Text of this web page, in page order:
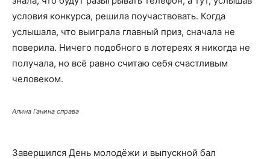
условия конкурса, решила поучаствовать. Когда
услышала, что выиграла главный приз, сначала не
поверила. Ничего подобного в лотереях я никогда не
получала, но всё равно считаю себя счастливым
человеком.
Алина Ганина справа
Завершился День молодёжи и выпускной бал